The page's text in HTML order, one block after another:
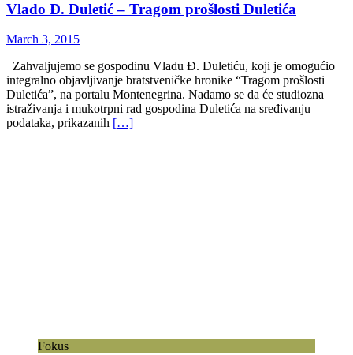
Vlado Đ. Duletić – Tragom prošlosti Duletića
March 3, 2015
Zahvaljujemo se gospodinu Vladu Đ. Duletiću, koji je omogućio
integralno objavljivanje bratstveničke hronike “Tragom prošlosti
Duletića”, na portalu Montenegrina. Nadamo se da će studiozna
istraživanja i mukotrpni rad gospodina Duletića na sređivanju
podataka, prikazanih […]
Fokus